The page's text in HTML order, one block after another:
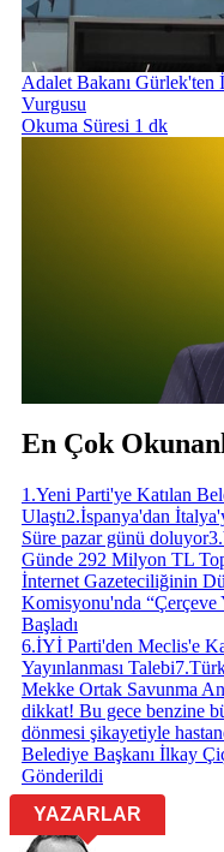
Adalet Bakanı Gürlek'ten
Vurgusu
Okuma Süresi 1 dk
En Çok
1 .Yeni Parti'ye Katılan
Ulaştı2.İspanya'dan
Süre pazar günü doluyor3.
Günde 292 Milyon TL
İnternet Gazeteciliğinin
Komisyonu'nda “Çerçeve
Başladı
6.İYİ Parti'den Meclis'e
Yayınlanması Talebi7.
Mekke Ortak Savunma
dikkat! Bu gece benzine
dönmesi şikayetiyle
Belediye Başkanı İlkay
Gönderildi
YAZARLAR